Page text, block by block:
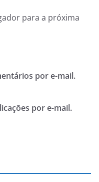
para a próxima
por e-mail.
por e-mail.